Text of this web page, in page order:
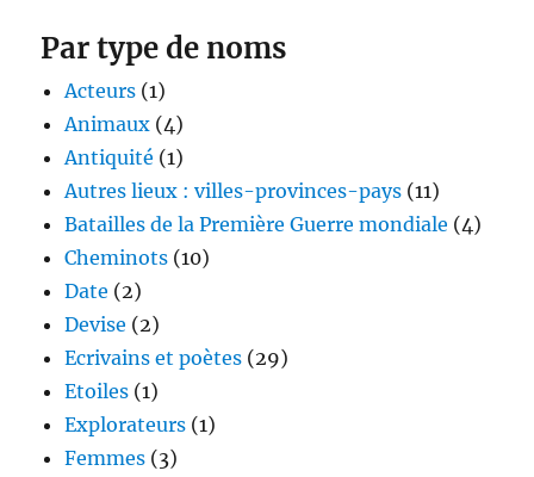
Par type de noms
Acteurs (1)
Animaux (4)
Antiquité (1)
Autres lieux : villes-provinces-pays (11)
Batailles de la Première Guerre mondiale (4)
Cheminots (10)
Date (2)
Devise (2)
Ecrivains et poètes (29)
Etoiles (1)
Explorateurs (1)
Femmes (3)